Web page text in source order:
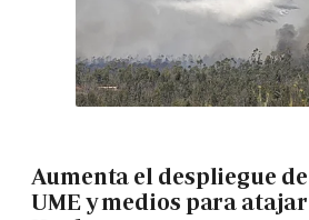
Aumenta el despliegue
UME y medios para